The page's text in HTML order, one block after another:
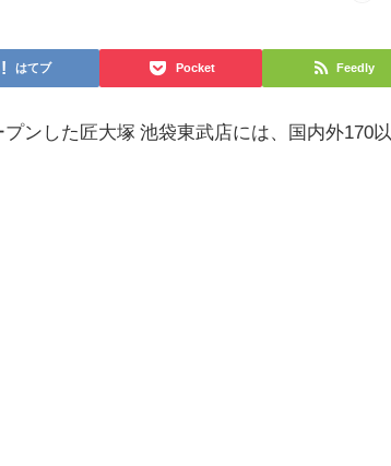
はてブ Pocket Feedly
ンした匠大塚 池袋東武店には、国内外170